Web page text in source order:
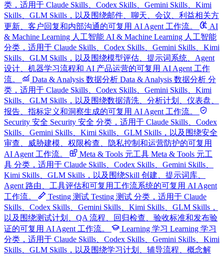
类，适用于 Claude Skills、Codex Skills、Gemini Skills、Kimi
Skills、GLM Skills，以及围绕邮件、聊天、会议、利益相关方
更新、客户回复和内部沟通的可复用 AI Agent 工作流。
AI
& Machine Learning 人工智能 AI & Machine Learning 人工智能
分类，适用于 Claude Skills、Codex Skills、Gemini Skills、Kimi
Skills、GLM Skills，以及围绕模型评估、提示词系统、Agent
设计、机器学习流程和 AI 产品运营的可复用 AI Agent 工作
流。
Data & Analysis 数据分析 Data & Analysis 数据分析 分
类，适用于 Claude Skills、Codex Skills、Gemini Skills、Kimi
Skills、GLM Skills，以及围绕数据清洗、分析计划、仪表盘、
报告、指标定义和洞察生成的可复用 AI Agent 工作流。
Security 安全 Security 安全 分类，适用于 Claude Skills、Codex
Skills、Gemini Skills、Kimi Skills、GLM Skills，以及围绕安全
审查、威胁建模、权限检查、隐私控制和运营防护的可复用
AI Agent 工作流。
Meta & Tools 元工具 Meta & Tools 元工
具 分类，适用于 Claude Skills、Codex Skills、Gemini Skills、
Kimi Skills、GLM Skills，以及围绕Skill 创建、提示词库、
Agent 路由、工具评估和可复用工作流系统的可复用 AI Agent
工作流。
Testing 测试 Testing 测试 分类，适用于 Claude
Skills、Codex Skills、Gemini Skills、Kimi Skills、GLM Skills，
以及围绕测试计划、QA 流程、回归检查、验收标准和发布验
证的可复用 AI Agent 工作流。
Learning 学习 Learning 学习
分类，适用于 Claude Skills、Codex Skills、Gemini Skills、Kimi
Skills、GLM Skills，以及围绕学习计划、辅导流程、概念解